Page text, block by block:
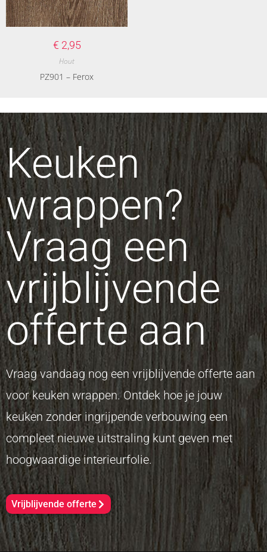
€ 2,95
Hout
PZ901 – Ferox
Keuken
wrappen?
Vraag een
vrijblijvende
offerte aan
Vraag vandaag nog een vrijblijvende offerte aan
voor keuken wrappen. Ontdek hoe je jouw
keuken zonder ingrijpende verbouwing een
compleet nieuwe uitstraling kunt geven met
hoogwaardige interieurfolie.
Vrijblijvende offerte